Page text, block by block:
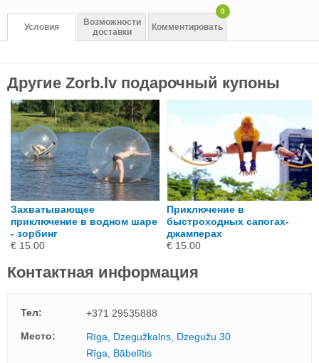
Условия
Возможности
доставки
Комментировать
0
Другие Zorb.lv подарочный купоны
Захватывающее
приключение в водном шаре
- зорбинг
€ 15.00
Приключение в
быстроходных сапогах-
джамперах
€ 15.00
Контактная информация
Тел:
+371 29535888
Mесто:
Rīga, Dzegužkalns, Dzegužu 30
Rīga, Bābelītis